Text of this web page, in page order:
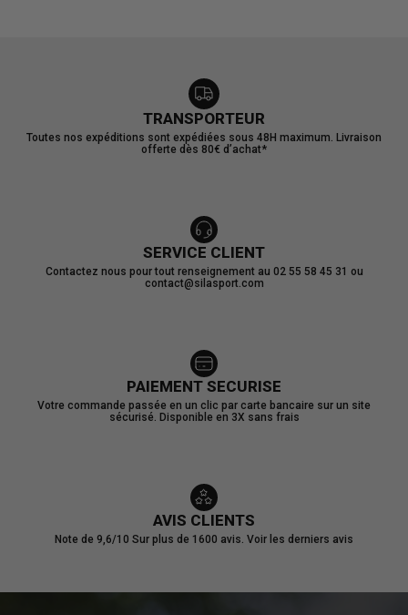
TRANSPORTEUR
Toutes nos expéditions sont expédiées sous 48H maximum. Livraison
offerte dès 80€ d’achat*
SERVICE CLIENT
Contactez nous pour tout renseignement au 02 55 58 45 31 ou
contact@silasport.com
PAIEMENT SECURISE
Votre commande passée en un clic par carte bancaire sur un site
sécurisé. Disponible en 3X sans frais
AVIS CLIENTS
Note de 9,6/10 Sur plus de 1600 avis. Voir les derniers avis